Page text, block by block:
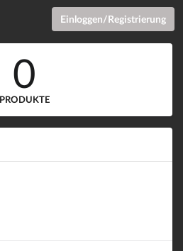
Einloggen/Registrierung
0
PRODUKTE